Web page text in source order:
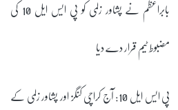
بابراعظم نے پشاور زلمی کو پی ایس ایل 10 کی
مضبوط ٹیم قرار دے دیا
پی ایس ایل 10: آج کراچی کنگز اور پشاور زلمی کے